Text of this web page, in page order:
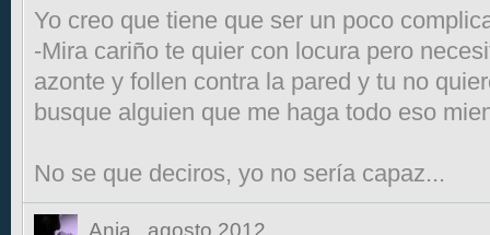
Yo creo que tiene que ser un poco
-Mira cariño te quier con locura pero
azonte y follen contra la pared y tu no
busque alguien que me haga todo eso
No se que deciros, yo no sería capaz...
Ania agosto 2012